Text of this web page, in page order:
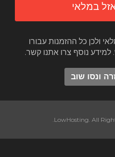
במלאי
ולכן כל ההזמנות עבורו
נוסף צרו אתנו קשר.
ונסו שוב